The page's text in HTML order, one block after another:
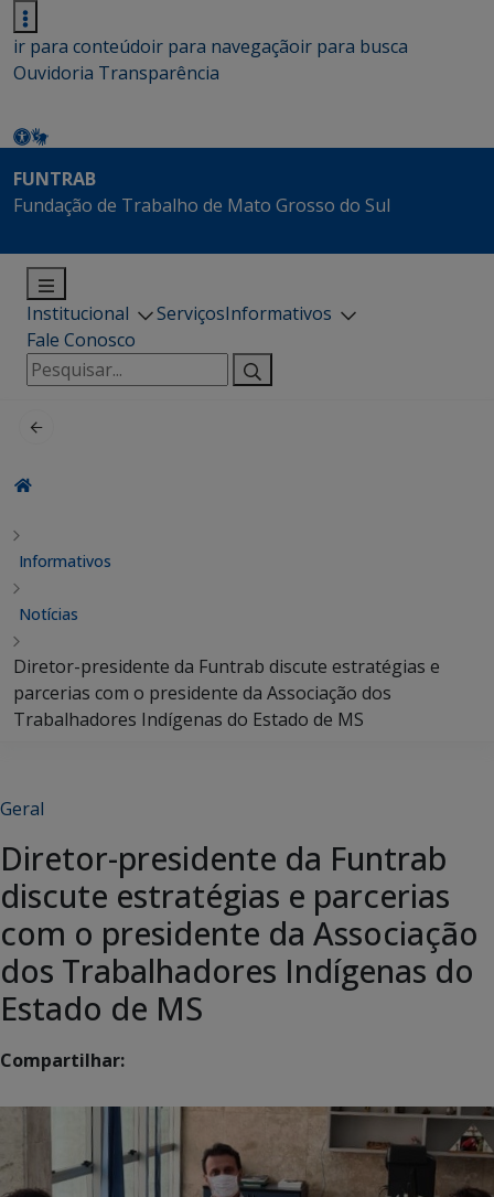
ir para conteúdoir para navegaçãoir para busca
Ouvidoria Transparência
FUNTRAB
Fundação de Trabalho de Mato Grosso do Sul
Institucional ServiçosInformativos
Fale Conosco
Pesquisar
por:
Informativos
Notícias
Diretor-presidente da Funtrab discute estratégias e
parcerias com o presidente da Associação dos
Trabalhadores Indígenas do Estado de MS
Geral
Diretor-presidente da Funtrab
discute estratégias e parcerias
com o presidente da Associação
dos Trabalhadores Indígenas do
Estado de MS
Compartilhar: